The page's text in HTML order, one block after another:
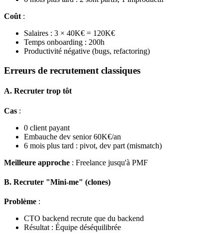
Coût :
Salaires : 3 × 40K€ = 120K€
Temps onboarding : 200h
Productivité négative (bugs, refactoring)
Erreurs de recrutement classiques
A. Recruter trop tôt
Cas :
0 client payant
Embauche dev senior 60K€/an
6 mois plus tard : pivot, dev part (mismatch)
Meilleure approche : Freelance jusqu'à PMF
B. Recruter "Mini-me" (clones)
Problème :
CTO backend recrute que du backend
Résultat : Équipe déséquilibrée